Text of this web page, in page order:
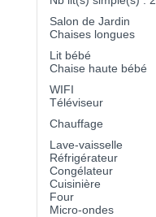
Salon de Jardin
Chaises longues
Lit bébé
Chaise haute bébé
WIFI
Téléviseur
Chauffage
Lave-vaisselle
Réfrigérateur
Congélateur
Cuisinière
Four
Micro-ondes